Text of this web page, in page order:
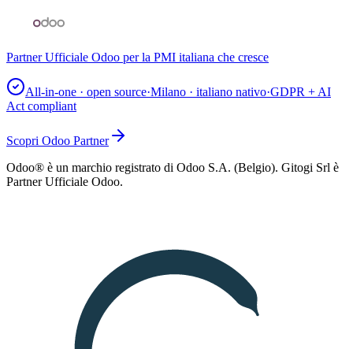
Partner Ufficiale Odoo per la PMI italiana che cresce
All-in-one · open source·Milano · italiano nativo·GDPR + AI
Act compliant
Scopri Odoo Partner
Odoo® è un marchio registrato di Odoo S.A. (Belgio). Gitogi Srl è
Partner Ufficiale Odoo.